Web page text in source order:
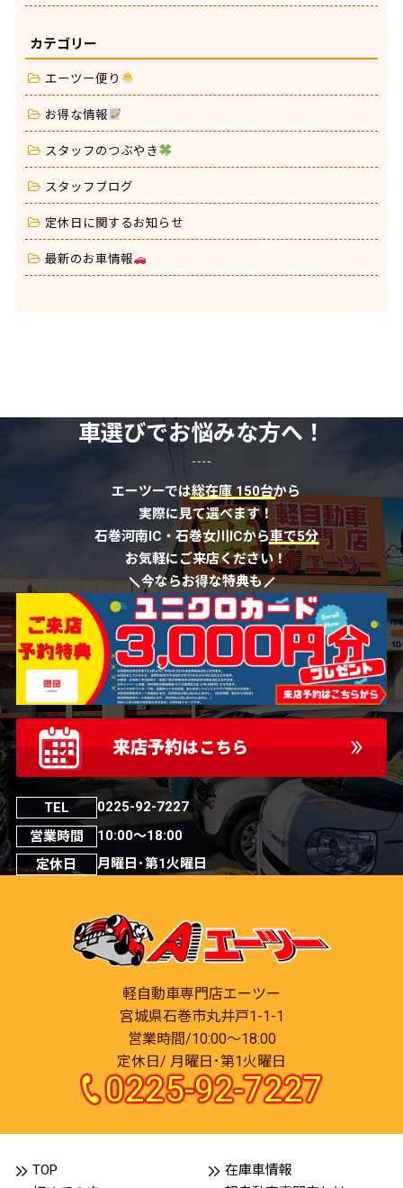
カテゴリー
エーツー便り
お得な情報
スタッフのつぶやき
スタッフブログ
定休日に関するお知らせ
最新のお車情報
車選びでお悩みな方へ！
エーツーでは総在庫 150台から
実際に見て選べます！
石巻河南IC・石巻女川ICから車で5分
お気軽にご来店ください！
今ならお得な特典も
TEL
0225-92-7227
営業時間
10:00～18:00
定休日
月曜日･第1火曜日
軽自動車専門店エーツー
宮城県石巻市丸井戸1-1-1
営業時間/10:00～18:00
定休日/ 月曜日･第1火曜日
0225-92-7227
TOP
在庫車情報